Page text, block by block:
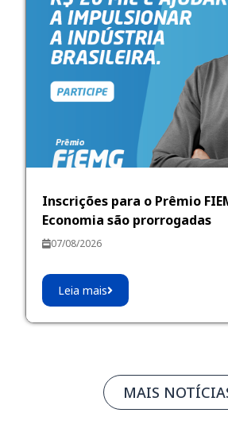
Inscrições para o Prêmio
Economia são prorrogadas
07/08/2026
Leia mais
MAIS